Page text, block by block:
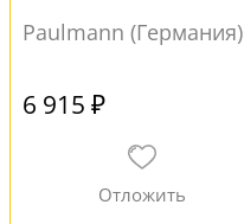
Paulmann (Германия)
6 915 ₽